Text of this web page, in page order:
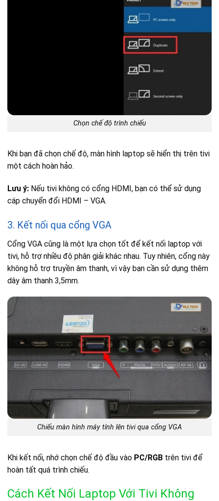
Chọn chế độ trình chiếu
Khi bạn đã chọn chế độ, màn hình laptop sẽ hiển thị trên tivi
một cách hoàn hảo.
Lưu ý: Nếu tivi không có cổng HDMI, bạn có thể sử dụng
cáp chuyển đổi HDMI – VGA.
3. Kết nối qua cổng VGA
Cổng VGA cũng là một lựa chọn tốt để kết nối laptop với
tivi, hỗ trợ nhiều độ phân giải khác nhau. Tuy nhiên, cổng này
không hỗ trợ truyền âm thanh, vì vậy bạn cần sử dụng thêm
dây âm thanh 3,5mm.
Chiếu màn hình máy tính lên tivi qua cổng VGA
Khi kết nối, nhớ chọn chế độ đầu vào PC/RGB trên tivi để
hoàn tất quá trình chiếu.
Cách Kết Nối Laptop Với Tivi Không